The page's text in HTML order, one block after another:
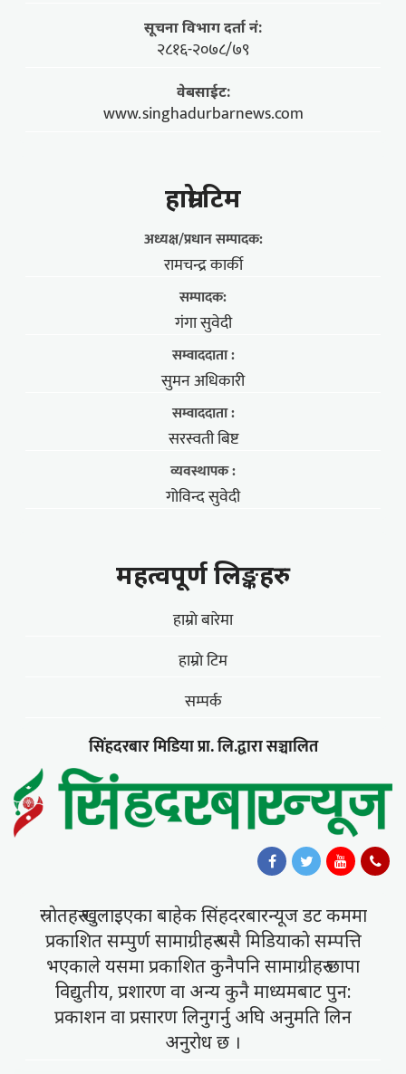
सूचना विभाग दर्ता नं:
२८१६-२०७८/७९
वेबसाईट:
www.singhadurbarnews.com
हाम्राे टिम
अध्यक्ष/प्रधान सम्पादक:
रामचन्द्र कार्की
सम्पादक:
गंगा सुवेदी
सम्वाददाता :
सुमन अधिकारी
सम्वाददाता :
सरस्वती बिष्ट
व्यवस्थापक :
गोविन्द सुवेदी
महत्वपूर्ण लिङ्कहरु
हाम्राे बारेमा
हाम्राे टिम
सम्पर्क
सिंहदरबार मिडिया प्रा. लि.द्वारा सञ्चालित
स्राेतहरु खुलाइएका बाहेक सिंहदरबारन्यूज डट कममा
प्रकाशित सम्पुर्ण सामाग्रीहरु यसै मिडियाकाे सम्पत्ति
भएकाले यसमा प्रकाशित कुनैपनि सामाग्रीहरु छापा
विद्युतीय, प्रशारण वा अन्य कुनै माध्यमबाट पुन:
प्रकाशन वा प्रसारण लिनुगर्नु अघि अनुमति लिन
अनुराेध छ ।